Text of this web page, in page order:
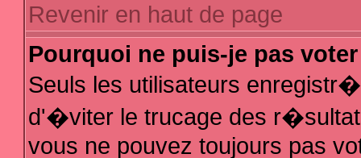
Revenir en haut de page
Pourquoi ne puis-je pas
Seuls les utilisateurs
d'�viter le trucage des
vous ne pouvez toujours pas